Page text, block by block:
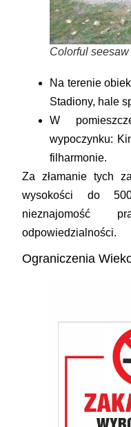
Colorful
Na terenie
Stadiony, hale
W
wypoczynku:
filharmonie.
Za złamanie tych
wysokości do
odpowiedzialności.
Ograniczenia